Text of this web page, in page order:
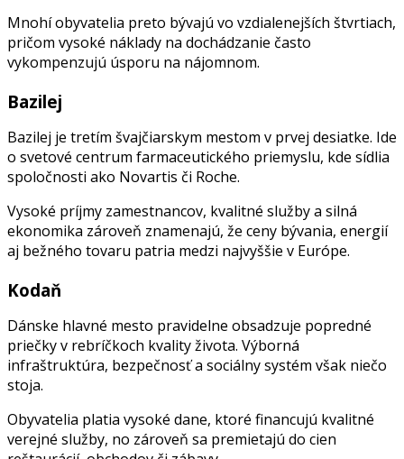
Mnohí obyvatelia preto bývajú vo vzdialenejších štvrtiach,
pričom vysoké náklady na dochádzanie často
vykompenzujú úsporu na nájomnom.
Bazilej
Bazilej je tretím švajčiarskym mestom v prvej desiatke. Ide
o svetové centrum farmaceutického priemyslu, kde sídlia
spoločnosti ako Novartis či Roche.
Vysoké príjmy zamestnancov, kvalitné služby a silná
ekonomika zároveň znamenajú, že ceny bývania, energií
aj bežného tovaru patria medzi najvyššie v Európe.
Kodaň
Dánske hlavné mesto pravidelne obsadzuje popredné
priečky v rebríčkoch kvality života. Výborná
infraštruktúra, bezpečnosť a sociálny systém však niečo
stoja.
Obyvatelia platia vysoké dane, ktoré financujú kvalitné
verejné služby, no zároveň sa premietajú do cien